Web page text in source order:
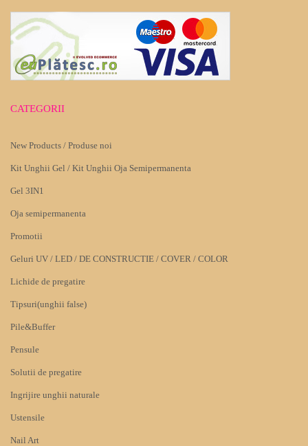
CATEGORII
New Products / Produse noi
Kit Unghii Gel / Kit Unghii Oja Semipermanenta
Gel 3IN1
Oja semipermanenta
Promotii
Geluri UV / LED / DE CONSTRUCTIE / COVER / COLOR
Lichide de pregatire
Tipsuri(unghii false)
Pile&Buffer
Pensule
Solutii de pregatire
Ingrijire unghii naturale
Ustensile
Nail Art